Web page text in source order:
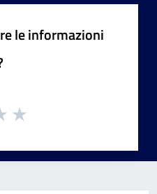
le informazioni